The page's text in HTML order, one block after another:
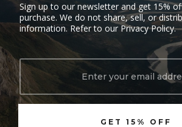
Sign up to our newsletter and get 15%
purchase. We do not share, sell, or
information. Refer to our Privacy Policy.